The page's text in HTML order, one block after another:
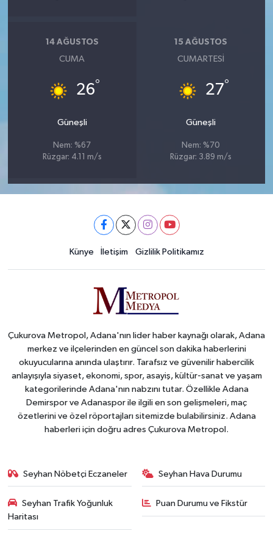
14 AĞUSTOS
CUMA
26°
Güneşli
Nem: %67
Rüzgar: 4.11 m/s
15 AĞUSTOS
CUMARTESI
27°
Güneşli
Nem: %70
Rüzgar: 3.89 m/s
Künye İletişim Gizlilik Politikamız
Çukurova Metropol, Adana'nın lider haber kaynağı olarak, Adana
merkez ve ilçelerinden en güncel son dakika haberlerini
okuyucularına anında ulaştırır. Tarafsız ve güvenilir habercilik
anlayışıyla siyaset, ekonomi, spor, asayiş, kültür-sanat ve yaşam
kategorilerinde Adana'nın nabzını tutar. Özellikle Adana
Demirspor ve Adanaspor ile ilgili en son gelişmeleri, maç
özetlerini ve özel röportajları sitemizde bulabilirsiniz. Adana
haberleri için doğru adres Çukurova Metropol.
Seyhan Nöbetçi Eczaneler Seyhan Hava Durumu
Seyhan Trafik Yoğunluk
Haritası
Puan Durumu ve Fikstür